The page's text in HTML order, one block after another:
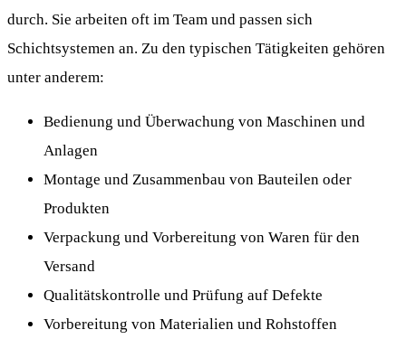
durch. Sie arbeiten oft im Team und passen sich
Schichtsystemen an. Zu den typischen Tätigkeiten gehören
unter anderem:
Bedienung und Überwachung von Maschinen und
Anlagen
Montage und Zusammenbau von Bauteilen oder
Produkten
Verpackung und Vorbereitung von Waren für den
Versand
Qualitätskontrolle und Prüfung auf Defekte
Vorbereitung von Materialien und Rohstoffen